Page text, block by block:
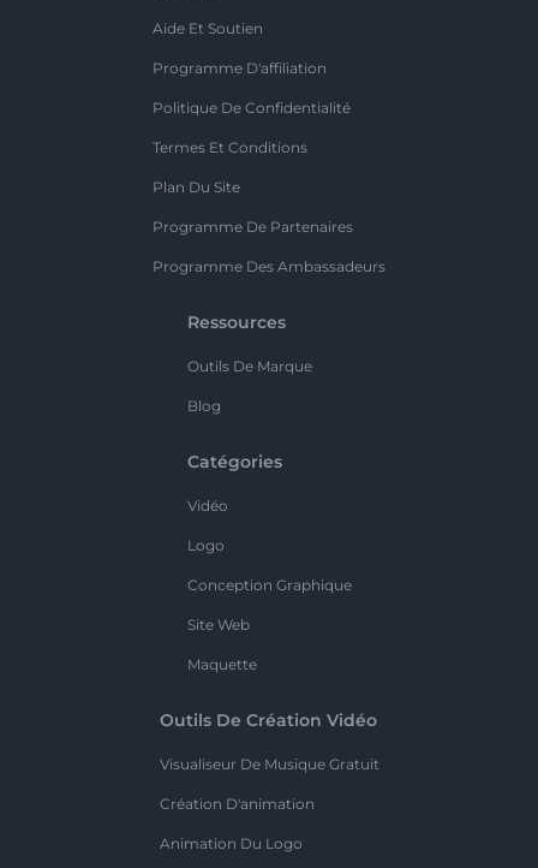
Aide Et Soutien
Programme D'affiliation
Politique De Confidentialité
Termes Et Conditions
Plan Du Site
Programme De Partenaires
Programme Des Ambassadeurs
Ressources
Outils De Marque
Blog
Catégories
Vidéo
Logo
Conception Graphique
Site Web
Maquette
Outils De Création Vidéo
Visualiseur De Musique Gratuit
Création D'animation
Animation Du Logo